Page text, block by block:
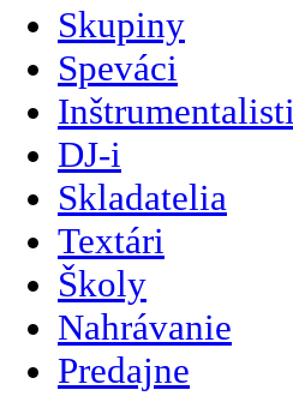
Skupiny
Speváci
Inštrumentalisti
DJ-i
Skladatelia
Textári
Školy
Nahrávanie
Predajne